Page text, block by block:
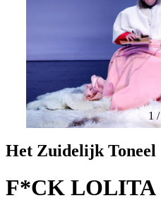
1 /
Het Zuidelijk Toneel
F*CK LOLITA